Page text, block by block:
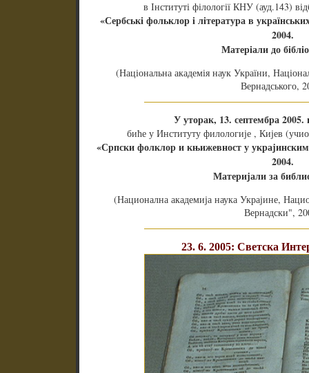
в Інституті філології КНУ (ауд.143)
«Сербські фольклор і література в
2004.
Матеріали до
(Національна академія наук України,
Вернадського,
У уторак, 13. септембра 2005.
биће у Институту филологије , Кијев
«Српски фолклор и књижевност у
2004.
Материјали за
(Национална академија наука Украјине,
Вернадски",
23. 6. 2005: Светска